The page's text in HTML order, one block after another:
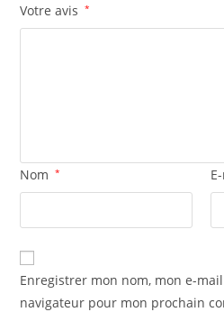
Votre avis *
Nom *
Enregistrer mon nom, mon e-
navigateur pour mon prochain